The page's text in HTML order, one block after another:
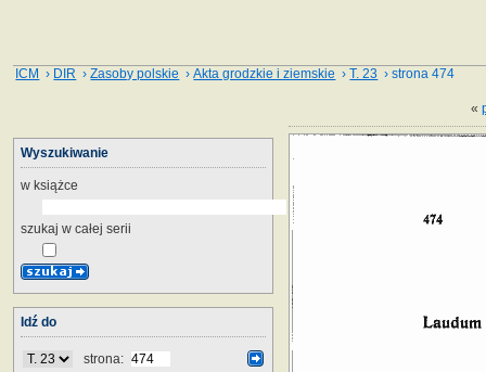
ICM › DIR ›Zasoby polskie ›Akta grodzkie i ziemskie ›T. 23 › strona 474
«
Wyszukiwanie
w książce
szukaj w całej serii
Idź do
strona: